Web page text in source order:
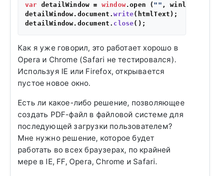
var detailWindow = window.open ( "" ,
detailWindow. document .write(htmlText);
detailWindow. document . close
Как я уже говорил, это работает хорошо в
Opera и Chrome (Safari не тестировался).
Используя IE или Firefox, открывается
пустое новое окно.
Есть ли какое-либо решение, позволяющее
создать PDF-файл в файловой системе для
последующей загрузки пользователем?
Мне нужно решение, которое будет
работать во всех браузерах, по крайней
мере в IE, FF, Opera, Chrome и Safari.